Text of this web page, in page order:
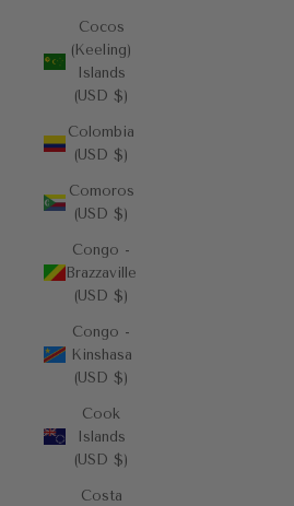
Cocos
(Keeling)
Islands
(USD $)
Colombia
(USD $)
Comoros
(USD $)
Congo -
Brazzaville
(USD $)
Congo -
Kinshasa
(USD $)
Cook
Islands
(USD $)
Costa